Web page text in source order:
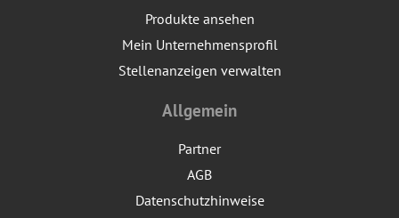
Produkte ansehen
Mein Unternehmensprofil
Stellenanzeigen verwalten
Allgemein
Partner
AGB
Datenschutzhinweise